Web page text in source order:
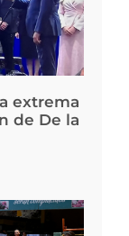
extrema
de De la